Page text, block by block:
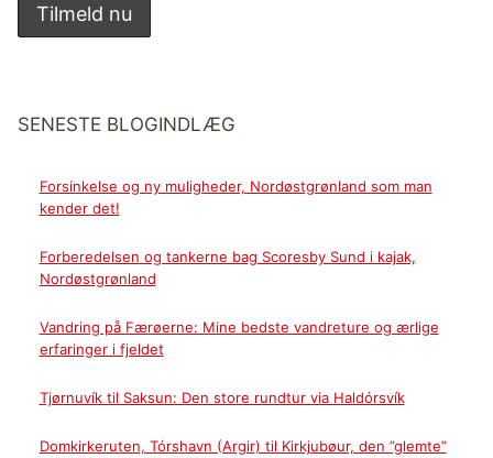
SENESTE BLOGINDLÆG
Forsinkelse og ny muligheder, Nordøstgrønland som man
kender det!
Forberedelsen og tankerne bag Scoresby Sund i kajak,
Nordøstgrønland
Vandring på Færøerne: Mine bedste vandreture og ærlige
erfaringer i fjeldet
Tjørnuvík til Saksun: Den store rundtur via Haldórsvík
Domkirkeruten, Tórshavn (Argir) til Kirkjubøur, den ”glemte”